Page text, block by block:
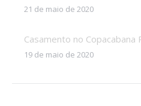
21 de maio de 2020
Casamento no Copacabana
19 de maio de 2020